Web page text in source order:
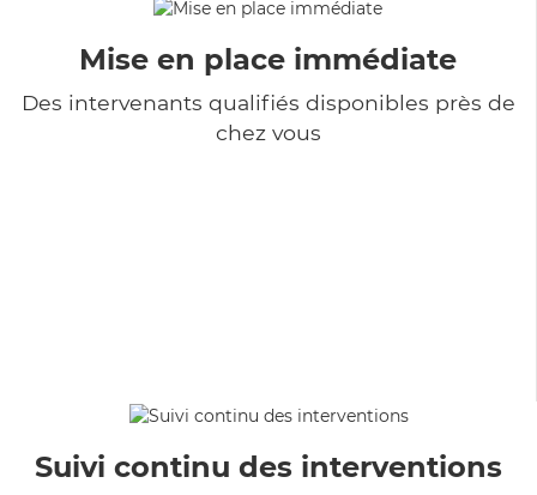
Mise en place immédiate
Des intervenants qualifiés disponibles près de
chez vous
Suivi continu des interventions